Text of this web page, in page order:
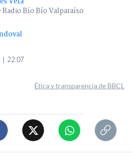
Bío Bío Valparaíso
| 22:07
Ética y transparencia de BBCL